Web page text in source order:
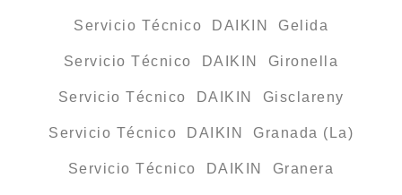
Servicio Técnico DAIKIN Gelida
Servicio Técnico DAIKIN Gironella
Servicio Técnico DAIKIN Gisclareny
Servicio Técnico DAIKIN Granada (La)
Servicio Técnico DAIKIN Granera